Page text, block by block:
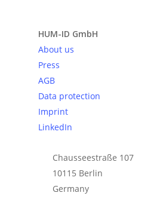
HUM-ID GmbH
About us
Press
AGB
Data protection
Imprint
LinkedIn
Chausseestraße 107
10115 Berlin
Germany